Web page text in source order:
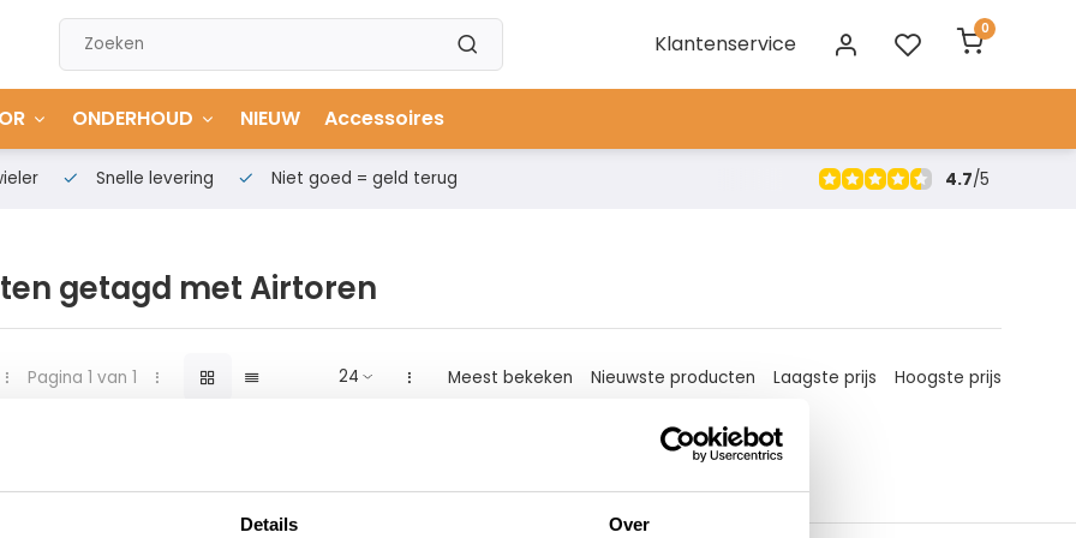
Details Over
Klantenservice
0
ONDERHOUD NIEUW Accessoires
Snelle levering Niet goed = geld terug 4.7/5
getagd met Airtoren
Pagina 1 van 1 Meest bekeken Nieuwste producten Laagste prijs Hoogste prijs